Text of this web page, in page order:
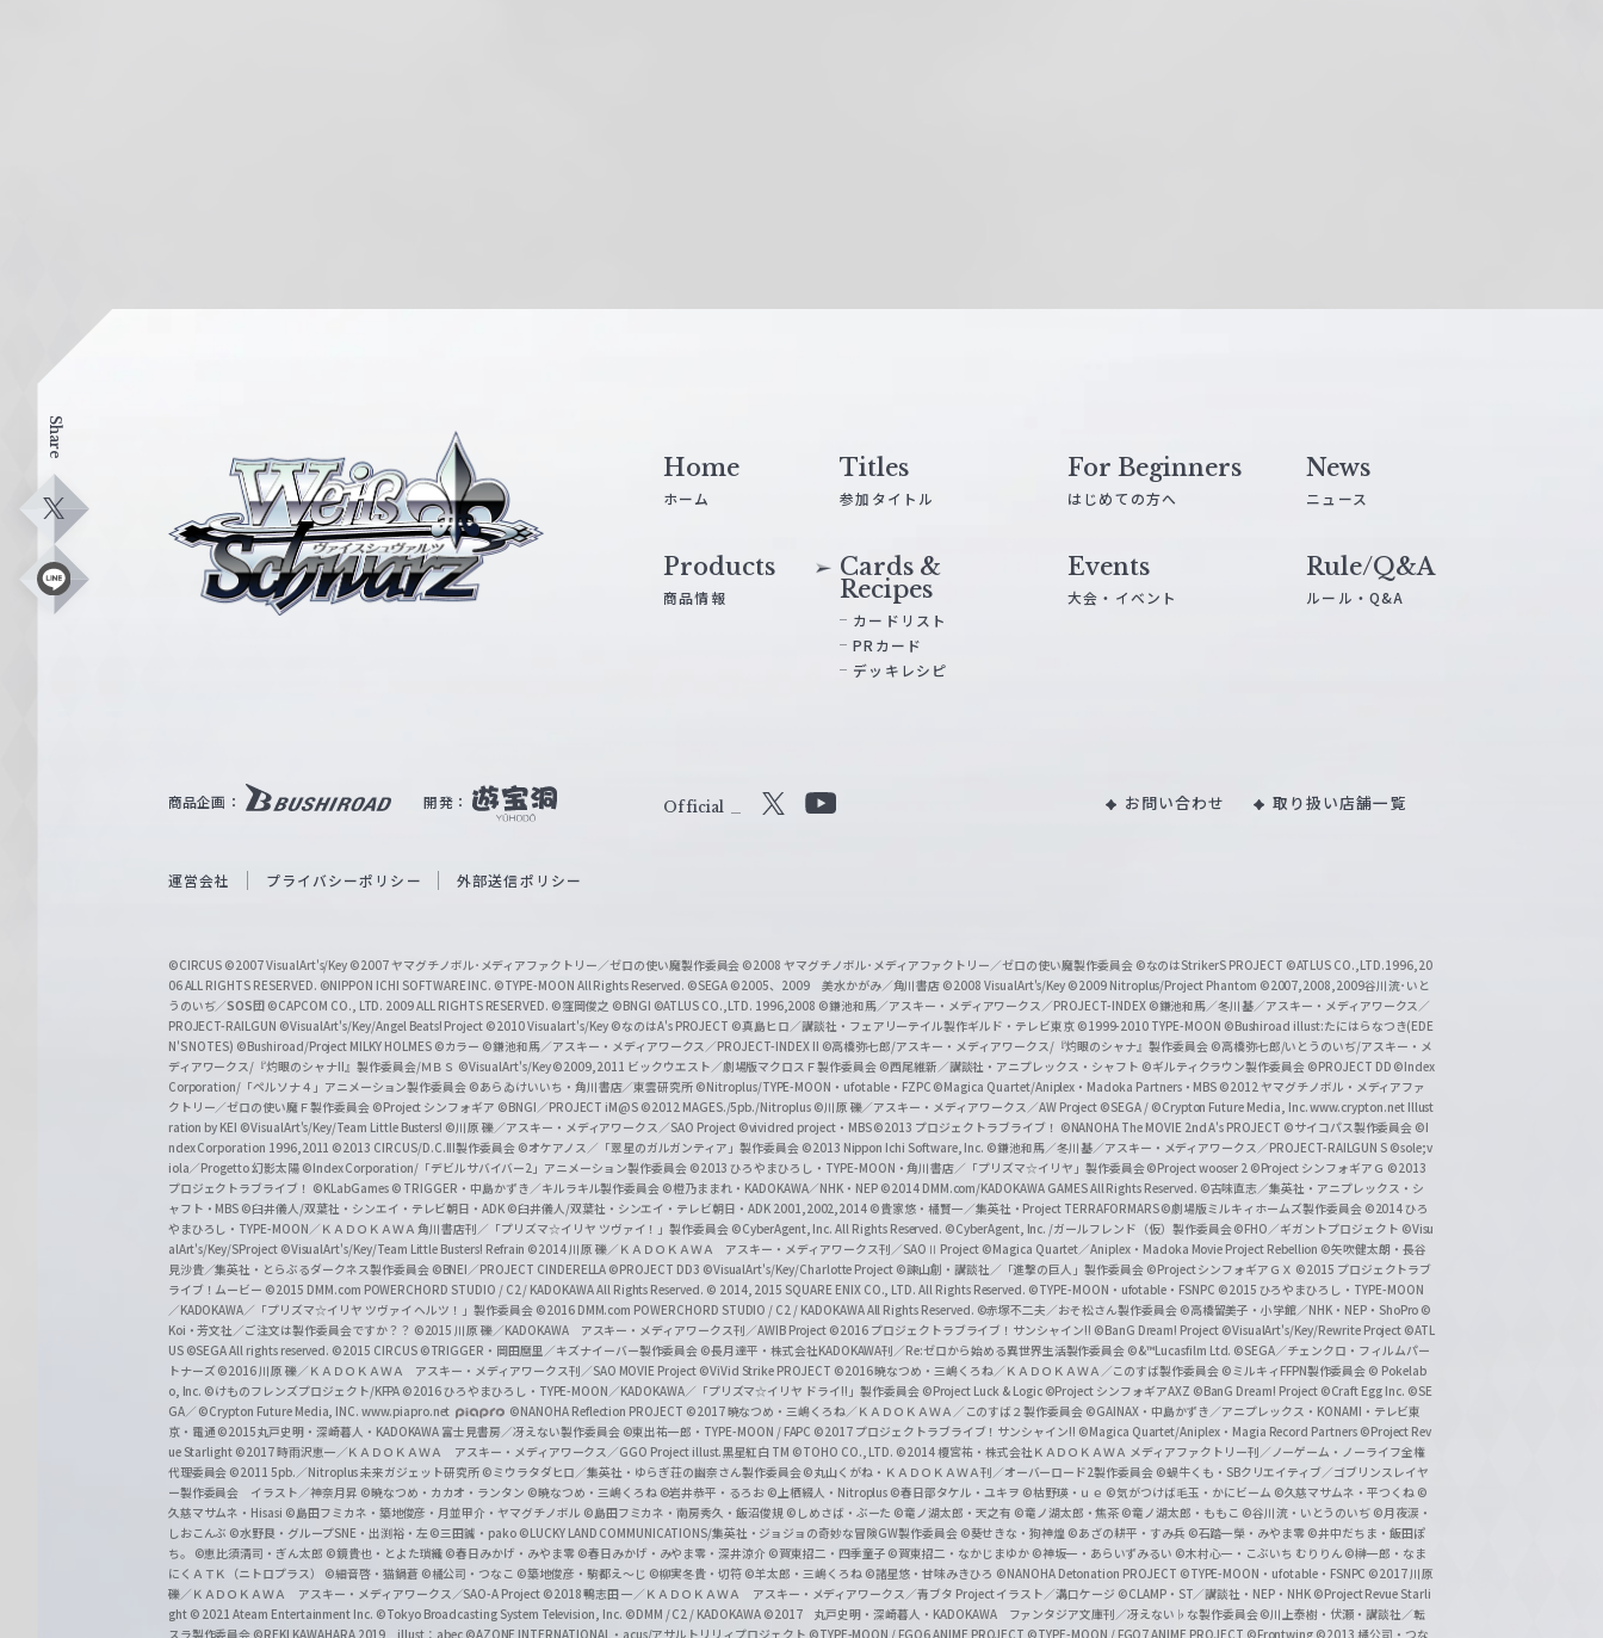
Share
X
L
ス
W
i
c
h
w
a
r
z
Home
ホーム
Titles
参加タイトル
For Beginners
はじめての方へ
News
ニュース
Products
商品情報
Cards &
Recipes
カードリスト
PRカード
デッキレシピ
Events
大会・イベント
Rule/Q&A
ルール・Q&A
商品企画： 開発： Official
Y
b
e
O
f
f
i
c
i
a
l
C
h
a
n
n
e
l
お問い合わせ 取り扱い店舗一覧
運営会社 プライバシーポリシー 外部送信ポリシー
©CIRCUS ©2007 VisualArt's/Key ©2007 ヤマグチノボル･メディアファクトリー／ゼロの使い魔製作委員会 ©2008 ヤマグチノボル･メディアファクトリー／ゼロの使い魔製作委員会 ©なのはStrikerS PROJECT ©ATLUS CO.,LTD.1996,20
06 ALL RIGHTS RESERVED. ©NIPPON ICHI SOFTWARE INC. ©TYPE-MOON All Rights Reserved. ©SEGA ©2005、2009 美水かがみ／角川書店 ©2008 VisualArt's/Key ©2009 Nitroplus/Project Phantom ©2007,2008,2009谷川流･いと
うのいぢ／SOS団 ©CAPCOM CO., LTD. 2009 ALL RIGHTS RESERVED. ©窪岡俊之 ©BNGI ©ATLUS CO.,LTD. 1996,2008 ©鎌池和馬／アスキー・メディアワークス／PROJECT-INDEX ©鎌池和馬／冬川基／アスキー・メディアワークス／
PROJECT-RAILGUN ©VisualArt's/Key/Angel Beats! Project ©2010 Visualart's/Key ©なのはA's PROJECT ©真島ヒロ／講談社・フェアリーテイル製作ギルド・テレビ東京 ©1999-2010 TYPE-MOON ©Bushiroad illust:たにはらなつき(EDE
N'S NOTES) ©Bushiroad/Project MILKY HOLMES ©カラー ©鎌池和馬／アスキー・メディアワークス／PROJECT-INDEX II ©高橋弥七郎/アスキー・メディアワークス/『灼眼のシャナ』製作委員会 ©高橋弥七郎/いとうのいぢ/アスキー・メ
ディアワークス/『灼眼のシャナII』製作委員会/ＭＢＳ ©VisualArt's/Key©2009,2011 ビックウエスト／劇場版マクロスＦ製作委員会 ©西尾維新／講談社・アニプレックス・シャフト ©ギルティクラウン製作委員会 ©PROJECT DD ©Index
Corporation/「ペルソナ４」アニメーション製作委員会 ©あらゐけいいち・角川書店／東雲研究所 ©Nitroplus/TYPE-MOON・ufotable・FZPC ©Magica Quartet/Aniplex・Madoka Partners・MBS ©2012 ヤマグチノボル・メディアファ
クトリー／ゼロの使い魔Ｆ製作委員会 ©Project シンフォギア ©BNGI／PROJECT iM@S ©2012 MAGES./5pb./Nitroplus ©川原 礫／アスキー・メディアワークス／AW Project ©SEGA / ©Crypton Future Media, Inc. www.crypton.net Illust
ration by KEI ©VisualArt's/Key/Team Little Busters! ©川原 礫／アスキー・メディアワークス／SAO Project ©vividred project・MBS ©2013 プロジェクトラブライブ！ ©NANOHA The MOVIE 2nd A's PROJECT ©サイコパス製作委員会 ©I
ndex Corporation 1996,2011 ©2013 CIRCUS/D.C.III製作委員会 ©オケアノス／「翠星のガルガンティア」製作委員会 ©2013 Nippon Ichi Software, Inc. ©鎌池和馬／冬川基／アスキー・メディアワークス／PROJECT-RAILGUN S ©sole;v
iola／Progetto 幻影太陽 ©Index Corporation/「デビルサバイバー2」アニメーション製作委員会 ©2013 ひろやまひろし・TYPE-MOON・角川書店／「プリズマ☆イリヤ」製作委員会©Project wooser 2 ©Project シンフォギアＧ ©2013
プロジェクトラブライブ！ ©KLabGames © TRIGGER・中島かずき／キルラキル製作委員会 ©橙乃ままれ・KADOKAWA／NHK・NEP ©2014 DMM.com/KADOKAWA GAMES All Rights Reserved. ©古味直志／集英社・アニプレックス・シ
ャフト・MBS ©臼井儀人/双葉社・シンエイ・テレビ朝日・ADK ©臼井儀人/双葉社・シンエイ・テレビ朝日・ADK 2001,2002,2014 ©貴家悠・橘賢一／集英社・Project TERRAFORMARS©劇場版ミルキィホームズ製作委員会 ©2014 ひろ
やまひろし・TYPE-MOON／ＫＡＤＯＫＡＷＡ 角川書店刊／「プリズマ☆イリヤ ツヴァイ！」製作委員会 ©CyberAgent, Inc. All Rights Reserved. ©CyberAgent, Inc. /ガールフレンド（仮）製作委員会©FHO／ギガントプロジェクト ©Visu
alArt's/Key/SProject ©VisualArt's/Key/Team Little Busters! Refrain ©2014 川原 礫／ＫＡＤＯＫＡＷＡ アスキー・メディアワークス刊／SAOⅡ Project ©Magica Quartet／Aniplex・Madoka Movie Project Rebellion ©矢吹健太朗・長谷
見沙貴／集英社・とらぶるダークネス製作委員会 ©BNEI／PROJECT CINDERELLA ©PROJECT DD3 ©VisualArt's/Key/Charlotte Project ©諫山創・講談社／「進撃の巨人」製作委員会 ©Project シンフォギアＧＸ ©2015 プロジェクトラブ
ライブ！ムービー ©2015 DMM.com POWERCHORD STUDIO / C2 / KADOKAWA All Rights Reserved. © 2014, 2015 SQUARE ENIX CO., LTD. All Rights Reserved. ©TYPE-MOON・ufotable・FSNPC ©2015 ひろやまひろし・TYPE-MOON
／KADOKAWA／「プリズマ☆イリヤ ツヴァイ ヘルツ！」製作委員会 ©2016 DMM.com POWERCHORD STUDIO / C2 / KADOKAWA All Rights Reserved. ©赤塚不二夫／おそ松さん製作委員会 ©高橋留美子・小学館／NHK・NEP・ShoPro ©
Koi・芳文社／ご注文は製作委員会ですか？？ ©2015 川原 礫／KADOKAWA アスキー・メディアワークス刊／AWIB Project ©2016 プロジェクトラブライブ！サンシャイン!! ©BanG Dream! Project ©VisualArt's/Key/Rewrite Project ©ATL
US ©SEGA All rights reserved. ©2015 CIRCUS ©TRIGGER・岡田麿里／キズナイーバー製作委員会 ©長月達平・株式会社KADOKAWA刊／Re:ゼロから始める異世界生活製作委員会 ©&™Lucasfilm Ltd. ©SEGA／チェンクロ・フィルムパー
トナーズ©2016 川原 礫／ＫＡＤＯＫＡＷＡ アスキー・メディアワークス刊／SAO MOVIE Project ©ViVid Strike PROJECT ©2016 暁なつめ・三嶋くろね／ＫＡＤＯＫＡＷＡ／このすば製作委員会 ©ミルキィFFPN製作委員会 © Pokelab
o, Inc. ©けものフレンズプロジェクト/KFPA ©2016 ひろやまひろし・TYPE-MOON／KADOKAWA／「プリズマ☆イリヤ ドライ!!」製作委員会 ©Project Luck & Logic ©Project シンフォギアAXZ ©BanG Dream! Project ©Craft Egg Inc. ©SE
GA／ ©Crypton Future Media, INC. www.piapro.net
©NANOHA Reflection PROJECT ©2017 暁なつめ・三嶋くろね／ＫＡＤＯＫＡＷＡ／このすば２製作委員会 ©GAINAX・中島かずき／アニプレックス・KONAMI・テレビ東
京・電通 ©2015丸戸史明・深崎暮人・KADOKAWA 富士見書房／冴えない製作委員会 ©東出祐一郎・TYPE-MOON / FAPC ©2017 プロジェクトラブライブ！サンシャイン!! ©Magica Quartet/Aniplex・Magia Record Partners ©Project Rev
ue Starlight ©2017 時雨沢恵一／ＫＡＤＯＫＡＷＡ アスキー・メディアワークス／GGO Project illust.黒星紅白 TM ©TOHO CO., LTD. ©2014 榎宮祐・株式会社ＫＡＤＯＫＡＷＡ メディアファクトリー刊／ノーゲーム・ノーライフ全権
代理委員会 ©2011 5pb.／Nitroplus 未来ガジェット研究所 ©ミウラタダヒロ／集英社・ゆらぎ荘の幽奈さん製作委員会©丸山くがね・ＫＡＤＯＫＡＷＡ刊／オーバーロード2製作委員会 ©蝸牛くも・SBクリエイティブ／ゴブリンスレイヤ
ー製作委員会 イラスト／神奈月昇 ©暁なつめ・カカオ・ランタン ©暁なつめ・三嶋くろね ©岩井恭平・るろお ©上栖綴人・Nitroplus ©春日部タケル・ユキヲ ©枯野瑛・ｕｅ ©気がつけば毛玉・かにビーム ©久慈マサムネ・平つくね ©
久慈マサムネ・Hisasi ©島田フミカネ・築地俊彦・月並甲介・ヤマグチノボル ©島田フミカネ・南房秀久・飯沼俊規 ©しめさば・ぶーた ©竜ノ湖太郎・天之有 ©竜ノ湖太郎・焦茶 ©竜ノ湖太郎・ももこ ©谷川流・いとうのいぢ ©月夜涙・
しおこんぶ ©水野良・グループSNE・出渕裕・左©三田誠・pako ©LUCKY LAND COMMUNICATIONS/集英社・ジョジョの奇妙な冒険GW製作委員会 ©葵せきな・狗神煌 ©あざの耕平・すみ兵 ©石踏一榮・みやま零 ©井中だちま・飯田ぽ
ち。
©恵比須清司・ぎん太郎 ©鏡貴也・とよた瑣織 ©春日みかげ・みやま零 ©春日みかげ・みやま零・深井涼介 ©賀東招二・四季童子 ©賀東招二・なかじまゆか ©神坂一・あらいずみるい ©木村心一・こぶいち むりりん ©榊一郎・なま
にくＡＴＫ（ニトロプラス） ©細音啓・猫鍋蒼 ©橘公司・つなこ ©築地俊彦・駒都え～じ ©柳実冬貴・切符 ©羊太郎・三嶋くろね ©諸星悠・甘味みきひろ ©NANOHA Detonation PROJECT ©TYPE-MOON・ufotable・FSNPC ©2017 川原
礫／ＫＡＤＯＫＡＷＡ アスキー・メディアワークス／SAO-A Project ©2018 鴨志田 一／ＫＡＤＯＫＡＷＡ アスキー・メディアワークス／青ブタ Project イラスト／溝口ケージ ©CLAMP・ST／講談社・NEP・NHK ©Project Revue Starli
ght © 2021 Ateam Entertainment Inc. ©Tokyo Broadcasting System Television, Inc. ©DMM / C2 / KADOKAWA ©2017 丸戸史明・深崎暮人・KADOKAWA ファンタジア文庫刊／冴えない♭な製作委員会©川上泰樹・伏瀬・講談社／転
スラ製作委員会 ©REKI KAWAHARA 2019 illust：abec ©AZONE INTERNATIONAL・acus/アサルトリリィプロジェクト ©TYPE-MOON / FGO6 ANIME PROJECT ©TYPE-MOON / FGO7 ANIME PROJECT ©Frontwing ©2013 橘公司・つな